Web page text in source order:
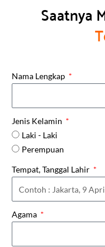
Saatnya
Nama Lengkap
Jenis Kelamin
Laki - Laki
Perempuan
Tempat, Tanggal Lahir
Agama